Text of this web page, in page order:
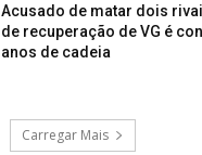
Acusado de matar dois
de recuperação de VG é
anos de cadeia
Carregar Mais